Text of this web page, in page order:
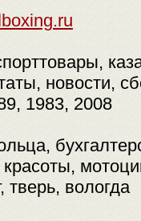
новости,
1983, 2008
тверь, вологда